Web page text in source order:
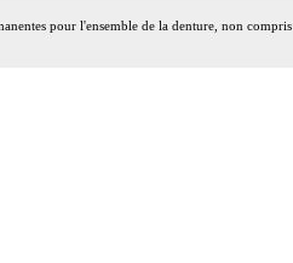
pour l'ensemble de la denture, non compris